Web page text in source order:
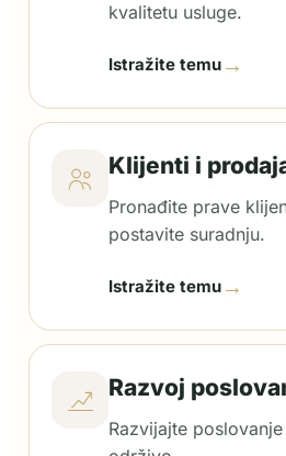
kvalitetu usluge.
Istražite temu →
Klijenti i
Pronađite prave
postavite suradnju.
Istražite temu →
Razvoj
Razvijajte